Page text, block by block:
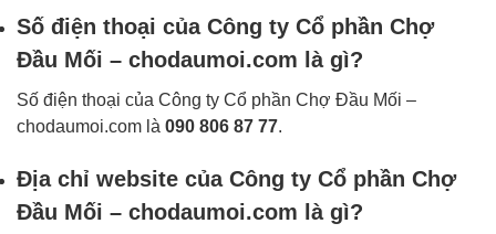
Số điện thoại của Công ty Cổ phần Chợ
Đầu Mối – chodaumoi.com là gì?
Số điện thoại của Công ty Cổ phần Chợ Đầu Mối –
chodaumoi.com là 090 806 87 77.
Địa chỉ website của Công ty Cổ phần Chợ
Đầu Mối – chodaumoi.com là gì?